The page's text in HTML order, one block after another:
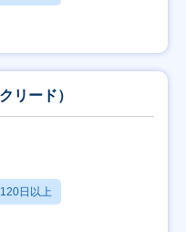
リード）
日以上